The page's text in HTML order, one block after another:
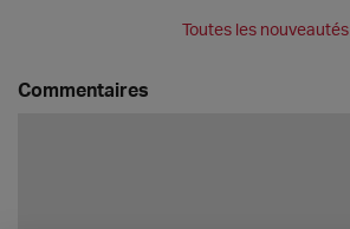
Toutes les nouveautés
Commentaires